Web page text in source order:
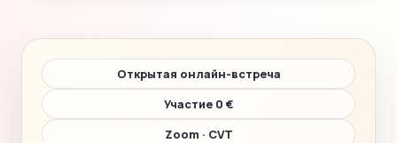
Открытая онлайн-встреча
Участие 0 €
Zoom · CVT